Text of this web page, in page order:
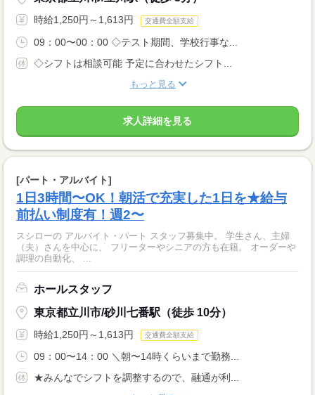
時給1,250円～1,613円 交通費全額支給
09：00〜00：00 ◇テスト期間、学校行事な...
◇シフトは相談可能 予定に合わせたシフト...
もっと見る
求人詳細を見る
[パート・アルバイト]
1日3時間〜OK！朝活で充実した1日を★給与
前払い制度有！週2〜
スシローの アルバイト・パート スタッフ募集中。 学生さん、主婦
（夫）さんを中心に、 フリーターやシニアの方も在籍。 オーダーや
調理の自動化、 ...
ホールスタッフ
東京都立川市/砂川七番駅（徒歩 10分）
時給1,250円～1,613円 交通費全額支給
09：00〜14：00 ＼朝〜14時くらいまで勤務...
★みんなでシフトを調整するので、融通が利...